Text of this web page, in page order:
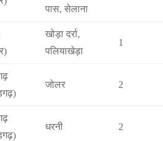
पास, सेलाना
खोड़ा दर्रा,
पलियाखेड़ा
1
जोलर 2
धरनी 2